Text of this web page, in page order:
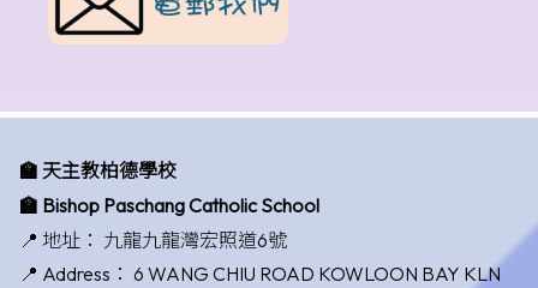
🏫 天主教柏德學校
🏫 Bishop Paschang Catholic School
📍 地址： 九龍九龍灣宏照道6號
📍 Address： 6 WANG CHIU ROAD KOWLOON BAY KLN